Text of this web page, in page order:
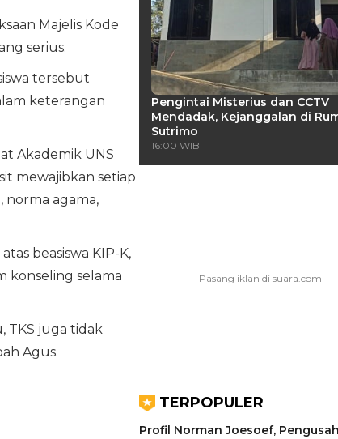
Majelis Kode
serius.
tersebut
keterangan
Akademik UNS
mewajibkan setiap
agama,
beasiswa KIP-K,
konseling selama
TKS juga tidak
Agus.
Pengintai Misterius dan CCTV
Mendadak, Kejanggalan di
Sutrimo
16:00 WIB
TERPOPULER
Profil Norman Joesoef,